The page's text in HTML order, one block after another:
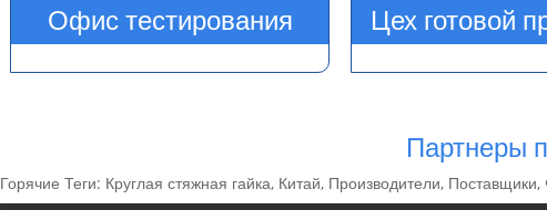
Офис тестирования Цех готовой
Партнеры
Горячие Теги: Круглая стяжная гайка, Китай, Производители,